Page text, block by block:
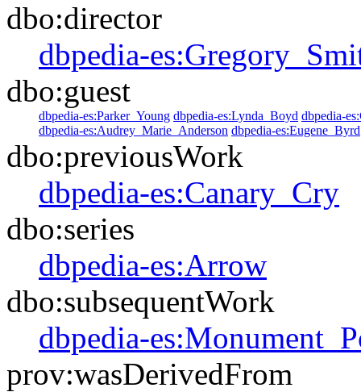
dbo:director
dbpedia-
dbo:guest
dbpedia-es:Parker_Young dbpedia-es:Lynda_Boyd dbpedia-
dbpedia-es:Audrey_Marie_Anderson dbpedia-es:Eugene_Byrd
dbo:previousWork
dbpedia-es:Canary_Cry
dbo:series
dbpedia-es:Arrow
dbo:subsequentWork
dbpedia-
prov:wasDerivedFrom